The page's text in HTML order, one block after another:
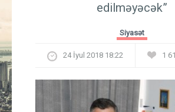
edilməyəcək”
Siyasət
24 İyul 2018 18:22 1